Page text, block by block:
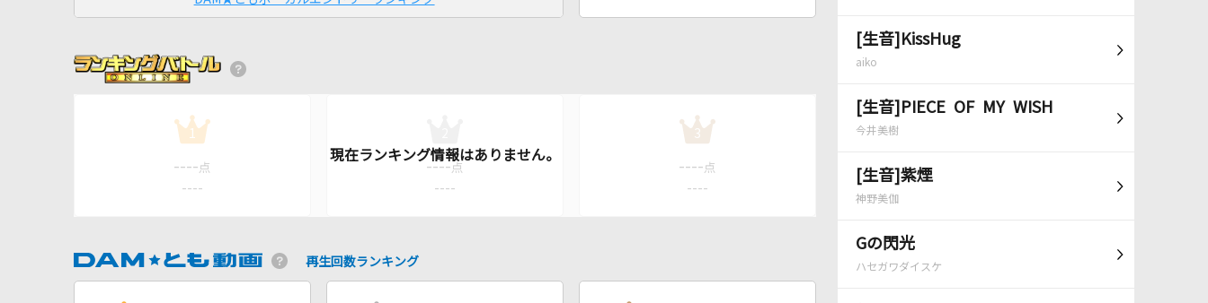
[生音]KissHug
aiko
[生音]PIECE OF MY WISH
今井美樹
[生音]紫煙
神野美伽
Gの閃光
ハセガワダイスケ
1
---- 点
----
---- 点
----
3
---- 点
----
再生回数ランキング